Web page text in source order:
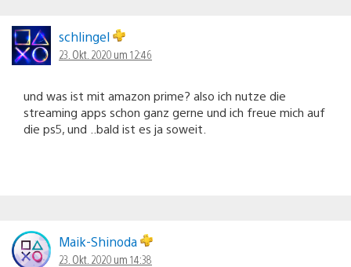
schlingel
23. Okt. 2020 um 12:46
und was ist mit amazon prime? also ich nutze die
streaming apps schon ganz gerne und ich freue mich auf
die ps5, und ..bald ist es ja soweit.
Maik-Shinoda
23. Okt. 2020 um 14:38